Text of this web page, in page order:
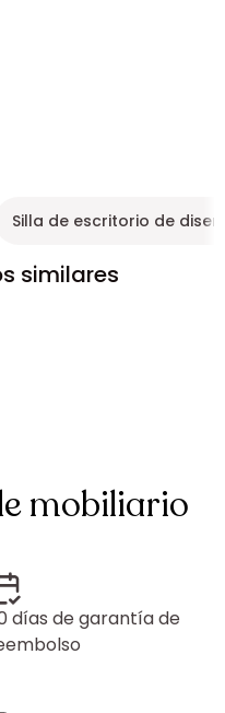
Silla de escritorio de
similares
mobiliario
días de garantía de